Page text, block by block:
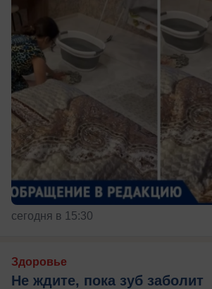
сегодня в 15:30
Здоровье
Не ждите, пока зуб заболит